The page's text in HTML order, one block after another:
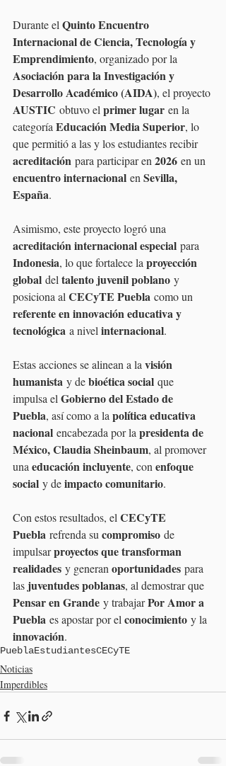
Durante el Quinto Encuentro
Internacional de Ciencia, Tecnología y
Emprendimiento, organizado por la
Asociación para la Investigación y
Desarrollo Académico (AIDA), el proyecto
AUSTIC obtuvo el primer lugar en la
categoría Educación Media Superior, lo
que permitió a las y los estudiantes recibir
acreditación para participar en 2026 en un
encuentro internacional en Sevilla,
España.
Asimismo, este proyecto logró una
acreditación internacional especial para
Indonesia, lo que fortalece la proyección
global del talento juvenil poblano y
posiciona al CECyTE Puebla como un
referente en innovación educativa y
tecnológica a nivel internacional.
Estas acciones se alinean a la visión
humanista y de bioética social que
impulsa el Gobierno del Estado de
Puebla, así como a la política educativa
nacional encabezada por la presidenta de
México, Claudia Sheinbaum, al promover
una educación incluyente, con enfoque
social y de impacto comunitario.
Con estos resultados, el CECyTE
Puebla refrenda su compromiso de
impulsar proyectos que transforman
realidades y generan oportunidades para
las juventudes poblanas, al demostrar que
Pensar en Grande y trabajar Por Amor a
Puebla es apostar por el conocimiento y la
innovación.
PueblaEstudiantesCECyTE
Noticias
Imperdibles